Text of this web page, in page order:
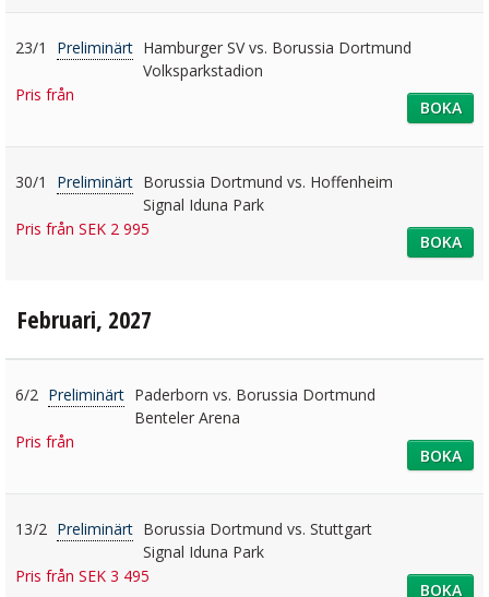
23/1 Preliminärt Hamburger SV vs. Borussia Dortmund
Volksparkstadion
Pris från
BOKA
30/1 Preliminärt Borussia Dortmund vs. Hoffenheim
Signal Iduna Park
Pris från SEK 2 995
BOKA
Februari, 2027
6/2 Preliminärt Paderborn vs. Borussia Dortmund
Benteler Arena
Pris från
BOKA
13/2 Preliminärt Borussia Dortmund vs. Stuttgart
Signal Iduna Park
Pris från SEK 3 495
BOKA